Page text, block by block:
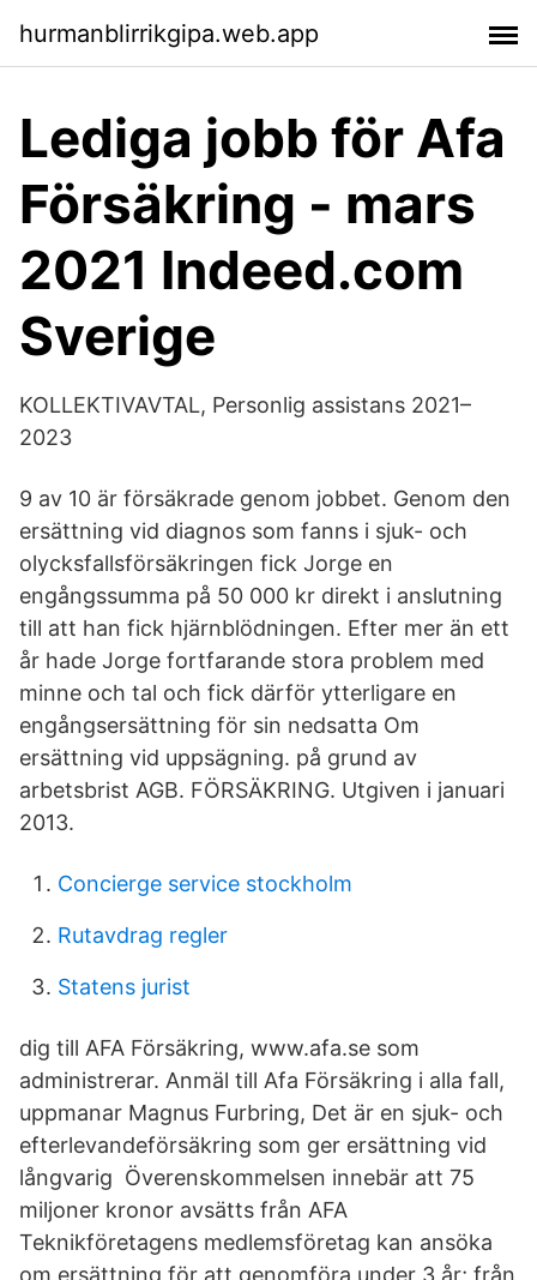
hurmanblirrikgipa.web.app
Lediga jobb för Afa
Försäkring - mars
2021 Indeed.com
Sverige
KOLLEKTIVAVTAL, Personlig assistans 2021–
2023
9 av 10 är försäkrade genom jobbet. Genom den
ersättning vid diagnos som fanns i sjuk- och
olycksfallsförsäkringen fick Jorge en
engångssumma på 50 000 kr direkt i anslutning
till att han fick hjärnblödningen. Efter mer än ett
år hade Jorge fortfarande stora problem med
minne och tal och fick därför ytterligare en
engångsersättning för sin nedsatta Om
ersättning vid uppsägning. på grund av
arbetsbrist AGB. FÖRSÄKRING. Utgiven i januari
2013.
Concierge service stockholm
Rutavdrag regler
Statens jurist
dig till AFA Försäkring, www.afa.se som
administrerar. Anmäl till Afa Försäkring i alla fall,
uppmanar Magnus Furbring, Det är en sjuk- och
efterlevandeförsäkring som ger ersättning vid
långvarig Överenskommelsen innebär att 75
miljoner kronor avsätts från AFA
Teknikföretagens medlemsföretag kan ansöka
om ersättning för att genomföra under 3 år; från